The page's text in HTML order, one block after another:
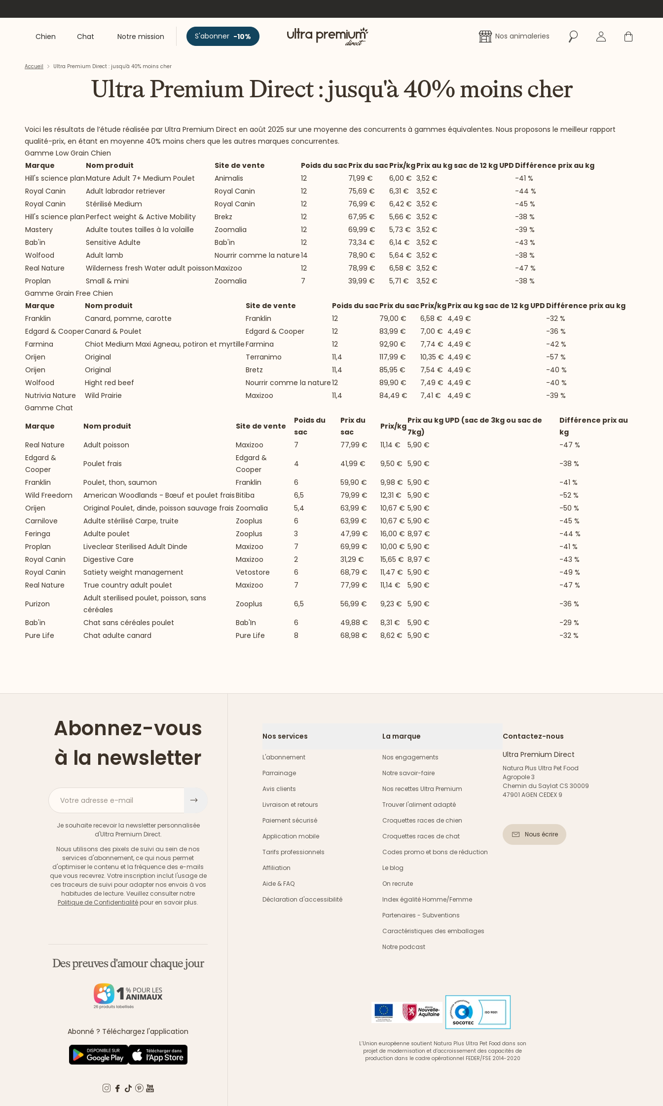
Chien Chat Notre mission S'abonner -10% Accueil Nos animaleries RechercherSe connecter
Panier
Accueil Ultra Premium Direct : jusqu'à 40% moins cher
Ultra Premium Direct : jusqu'à 40% moins cher
Voici les résultats de l’étude réalisée par Ultra Premium Direct en août 2025 sur une moyenne des concurrents à gammes équivalentes. Nous proposons le meilleur rapport
qualité-prix, en étant en moyenne 40% moins chers que les autres marques concurrentes.
Gamme Low Grain Chien
Marque
Nom produit Site de vente Poids du sacPrix du sacPrix/kgPrix au kg sac de 12 kg UPD Différence prix au kg
Hill's science planMature Adult 7+ Medium Poulet Animalis 12 71,99 € 6,00 € 3,52 €
-41 %
Royal Canin
Adult labrador retriever Royal Canin 12 75,69 € 6,31 € 3,52 €
-44 %
Royal Canin
Stérilisé Medium Royal Canin 12 76,99 € 6,42 € 3,52 €
-45 %
Hill's science planPerfect weight & Active Mobility Brekz 12 67,95 € 5,66 € 3,52 €
-38 %
Mastery
Adulte toutes tailles à la volaille Zoomalia 12 69,99 € 5,73 € 3,52 €
-39 %
Bab'in
Sensitive Adulte Bab'in 12 73,34 € 6,14 € 3,52 €
-43 %
Wolfood
Adult lamb Nourrir comme la nature14 78,90 € 5,64 € 3,52 €
-38 %
Real Nature
Wilderness fresh Water adult poissonMaxizoo 12 78,99 € 6,58 € 3,52 €
-47 %
Proplan
Small & mini Zoomalia 7 39,99 € 5,71 € 3,52 €
-38 %
Gamme Grain Free Chien
Marque
Nom produit Site de vente Poids du sacPrix du sacPrix/kgPrix au kg sac de 12 kg UPD Différence prix au kg
Franklin
Canard, pomme, carotte Franklin 12 79,00 € 6,58 € 4,49 €
-32 %
Edgard & CooperCanard & Poulet Edgard & Cooper 12 83,99 € 7,00 € 4,49 €
-36 %
Farmina
Chiot Medium Maxi Agneau, potiron et myrtilleFarmina 12 92,90 € 7,74 € 4,49 €
-42 %
Orijen
Original Terranimo 11,4 117,99 € 10,35 € 4,49 €
-57 %
Orijen
Original Bretz 11,4 85,95 € 7,54 € 4,49 €
-40 %
Wolfood
Hight red beef Nourrir comme la nature12 89,90 € 7,49 € 4,49 €
-40 %
Nutrivia Nature
Wild Prairie Maxizoo 11,4 84,49 € 7,41 € 4,49 €
-39 %
Gamme Chat
Marque
Nom produit Site de vente
Poids du
sac
Prix du
sac
Prix/kg
Prix au kg UPD (sac de 3kg ou sac de
7kg)
Différence prix au
kg
Real Nature
Adult poisson Maxizoo 7 77,99 € 11,14 € 5,90 €
-47 %
Edgard &
Cooper
Poulet frais
Edgard &
Cooper
4 41,99 € 9,50 € 5,90 €
-38 %
Franklin
Poulet, thon, saumon Franklin 6 59,90 € 9,98 € 5,90 €
-41 %
Wild Freedom
American Woodlands - Bœuf et poulet fraisBitiba 6,5 79,99 € 12,31 € 5,90 €
-52 %
Orijen
Original Poulet, dinde, poisson sauvage frais Zoomalia 5,4 63,99 € 10,67 € 5,90 €
-50 %
Carnilove
Adulte stérilisé Carpe, truite Zooplus 6 63,99 € 10,67 € 5,90 €
-45 %
Feringa
Adulte poulet Zooplus 3 47,99 € 16,00 € 8,97 €
-44 %
Proplan
Liveclear Sterilised Adult Dinde Maxizoo 7 69,99 € 10,00 € 5,90 €
-41 %
Royal Canin
Digestive Care Maxizoo 2 31,29 € 15,65 € 8,97 €
-43 %
Royal Canin
Satiety weight management Vetostore 6 68,79 € 11,47 € 5,90 €
-49 %
Real Nature
True country adult poulet Maxizoo 7 77,99 € 11,14 € 5,90 €
-47 %
Purizon
Adult sterilised poulet, poisson, sans
céréales
Zooplus 6,5 56,99 € 9,23 € 5,90 €
-36 %
Bab'in
Chat sans céréales poulet Bab'In 6 49,88 € 8,31 € 5,90 €
-29 %
Pure Life
Chat adulte canard Pure Life 8 68,98 € 8,62 € 5,90 € -32 %
Abonnez-vous
à la newsletter
Votre adresse e-mail
Je souhaite recevoir la newsletter personnalisée
d'Ultra Premium Direct.
Nous utilisons des pixels de suivi au sein de nos
services d'abonnement, ce qui nous permet
d'optimiser le contenu et la fréquence des e-mails
que vous recevrez. Votre inscription inclut l'usage de
ces traceurs de suivi pour adapter nos envois à vos
habitudes de lecture. Veuillez consulter notre
Politique de Confidentialité pour en savoir plus.
Des preuves d'amour chaque jour
Abonné ? Téléchargez l'application
Nos services
L'abonnement
Parrainage
Avis clients
Livraison et retours
Paiement sécurisé
Application mobile
Tarifs professionnels
Affiliation
Aide & FAQ
Déclaration d'accessibilité
La marque
Nos engagements
Notre savoir-faire
Nos recettes Ultra Premium
Trouver l'aliment adapté
Croquettes races de chien
Croquettes races de chat
Codes promo et bons de réduction
Le blog
On recrute
Index égalité Homme/Femme
Partenaires - Subventions
Caractéristiques des emballages
Notre podcast
Contactez-nous
Ultra Premium Direct
Natura Plus Ultra Pet Food
Agropole 3
Chemin du Saylat CS 30009
47901 AGEN CEDEX 9
Nous écrire
L’Union européenne soutient Natura Plus Ultra Pet Food dans son
projet de modernisation et d’accroissement des capacités de
production dans le cadre opérationnel FEDER/FSE 2014-2020